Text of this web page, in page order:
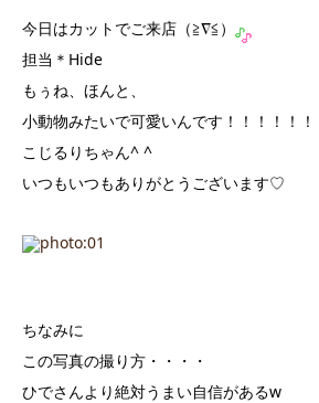
今日はカットでご来店（≧∇≦）
担当＊Hide
もぅね、ほんと、
小動物みたいで可愛いんです！！！！！！
こじるりちゃん^ ^
いつもいつもありがとうございます♡
ちなみに
この写真の撮り方・・・・
ひでさんより絶対うまい自信があるw